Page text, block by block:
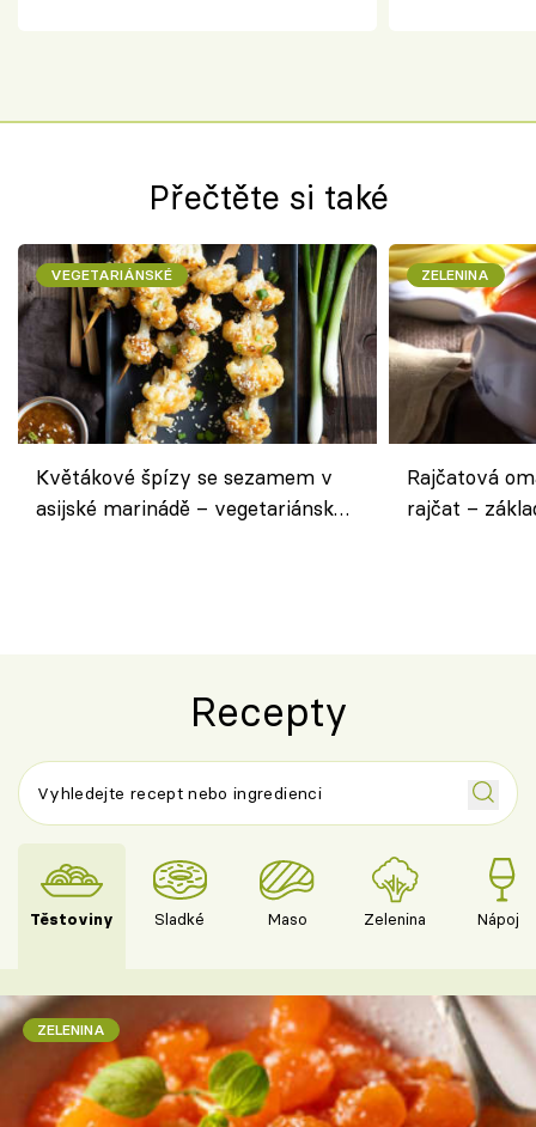
Přečtěte si také
VEGETARIÁNSKÉ
Květákové špízy se sezamem v
asijské marinádě – vegetariánská
ZELENINA
Rajčatová
rajčat –
Recepty
Těstoviny Sladké Maso Zelenina Nápoje
ZELENINA